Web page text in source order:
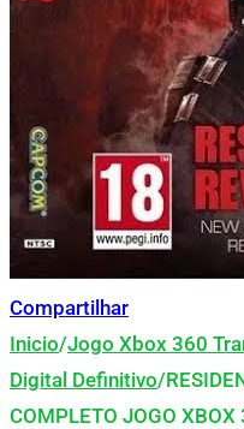
Compartilhar
Inicio/Jogo Xbox 360
Digital Definitivo/
COMPLETO JOGO